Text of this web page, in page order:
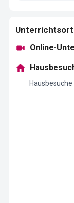
Unterrichtsort
Online-